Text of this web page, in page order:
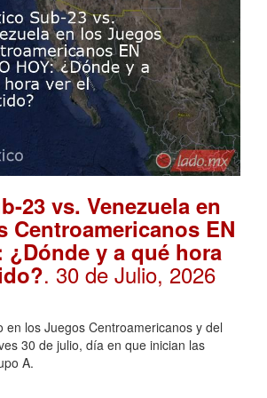
23 vs. Venezuela en
Centroamericanos EN
¿Dónde y a qué hora
. 30 de Julio, 2026
en los Juegos Centroamericanos y del
30 de julio, día en que inician las
A.